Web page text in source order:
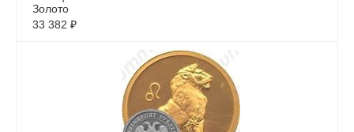
Золото
33 382 ₽